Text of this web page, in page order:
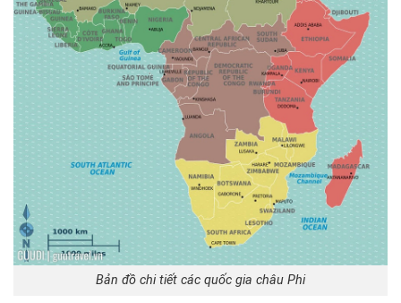
Bản đồ chi tiết các quốc gia châu Phi